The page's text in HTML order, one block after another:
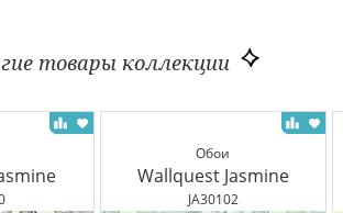
товары коллекции
Обои
Wallquest Jasmine
JA30102